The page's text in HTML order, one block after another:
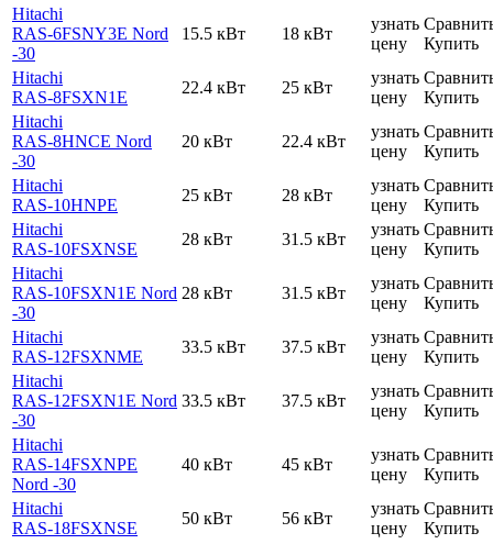
Hitachi
RAS-6FSNY3E Nord
-30
15.5 кВт 18 кВт
узнать
цену
Купить
Hitachi
RAS-8FSXN1E
22.4 кВт 25 кВт
узнать
цену
Купить
Hitachi
RAS-8HNCE Nord
-30
20 кВт 22.4 кВт
узнать
цену
Купить
Hitachi
RAS-10HNPE
25 кВт 28 кВт
узнать
цену
Купить
Hitachi
RAS-10FSXNSE
28 кВт 31.5 кВт
узнать
цену
Купить
Hitachi
RAS-10FSXN1E Nord
-30
28 кВт 31.5 кВт
узнать
цену
Купить
Hitachi
RAS-12FSXNME
33.5 кВт 37.5 кВт
узнать
цену
Купить
Hitachi
RAS-12FSXN1E Nord
-30
33.5 кВт 37.5 кВт
узнать
цену
Купить
Hitachi
RAS-14FSXNPE
Nord -30
40 кВт 45 кВт
узнать
цену
Купить
Hitachi
RAS-18FSXNSE
50 кВт 56 кВт
узнать
цену
Купить